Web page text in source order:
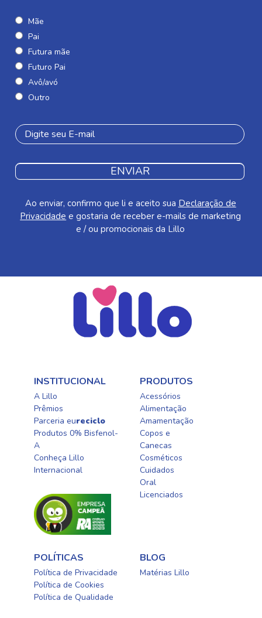
Mãe
Pai
Futura mãe
Futuro Pai
Avô/avó
Outro
ENVIAR
Ao enviar, confirmo que li e aceito sua Declaração de
Privacidade e gostaria de receber e-mails de marketing
e / ou promocionais da Lillo
INSTITUCIONAL
A Lillo
Prêmios
Parceria eureciclo
Produtos 0% Bisfenol-
A
Conheça Lillo
Internacional
PRODUTOS
Acessórios
Alimentação
Amamentação
Copos e
Canecas
Cosméticos
Cuidados
Oral​
Licenciados​
POLÍTICAS
Política de Privacidade
Política de Cookies
Política de Qualidade
BLOG
Matérias Lillo